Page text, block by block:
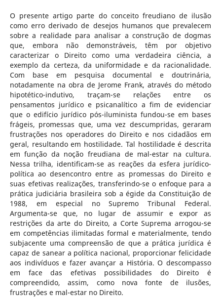
O presente artigo parte do conceito freudiano de ilusão
como erro derivado de desejos humanos que prevalecem
sobre a realidade para analisar a construção de dogmas
que, embora não demonstráveis, têm por objetivo
caracterizar o Direito como uma verdadeira ciência, a
exemplo da certeza, da uniformidade e da racionalidade.
Com base em pesquisa documental e doutrinária,
notadamente na obra de Jerome Frank, através do método
hipotético-indutivo, traçam-se relações entre os
pensamentos jurídico e psicanalítico a fim de evidenciar
que o edifício jurídico pós-iluminista fundou-se em bases
frágeis, promessas que, uma vez descumpridas, geraram
frustrações nos operadores do Direito e nos cidadãos em
geral, resultando em hostilidade. Tal hostilidade é descrita
em função da noção freudiana de mal-estar na cultura.
Nessa trilha, identificam-se as reações da esfera jurídico-
política ao desencontro entre as promessas do Direito e
suas efetivas realizações, transferindo-se o enfoque para a
prática judiciária brasileira sob a égide da Constituição de
1988, em especial no Supremo Tribunal Federal.
Argumenta-se que, no lugar de assumir e expor as
restrições da arte do Direito, a Corte Suprema arrogou-se
em competências ilimitadas formal e materialmente, tendo
subjacente uma compreensão de que a prática jurídica é
capaz de sanear a política nacional, proporcionar felicidade
aos indivíduos e fazer avançar a História. O descompasso
em face das efetivas possibilidades do Direito é
compreendido, assim, como nova fonte de ilusões,
frustrações e mal-estar no Direito.